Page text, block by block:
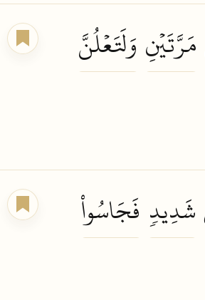
مَرَّتَيۡنِ وَلَتَعۡلُنَّ
شَدِيدٖ فَجَاسُواْ